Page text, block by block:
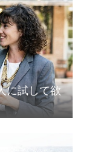
に試して欲